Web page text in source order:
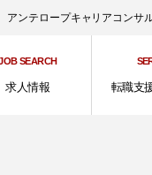
ンテロープキャリアコンサ
SEARCH
求人情報 転職支